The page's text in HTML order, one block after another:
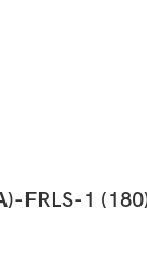
FRLS-1